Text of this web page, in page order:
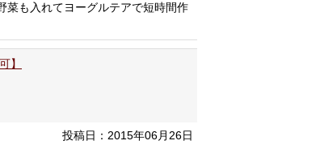
菜も入れてヨーグルテアで短時間作
】
投稿日：2015年06月26日